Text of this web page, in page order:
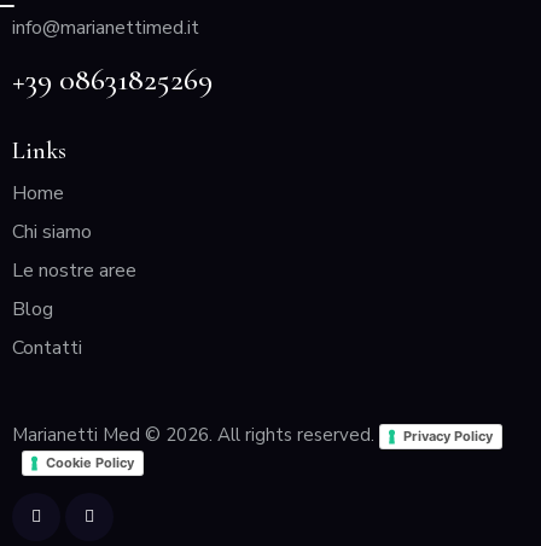
info@marianettimed.it
+39 08631825269
Links
Home
Chi siamo
Le nostre aree
Blog
Contatti
Marianetti Med © 2026. All rights reserved.
Privacy Policy
Cookie Policy